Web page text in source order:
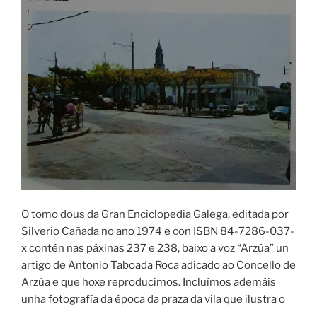
O tomo dous da Gran Enciclopedia Galega, editada por
Silverio Cañada no ano 1974 e con ISBN 84-7286-037-
x contén nas páxinas 237 e 238, baixo a voz “Arzúa” un
artigo de Antonio Taboada Roca adicado ao Concello de
Arzúa e que hoxe reproducimos. Incluímos ademáis
unha fotografía da época da praza da vila que ilustra o